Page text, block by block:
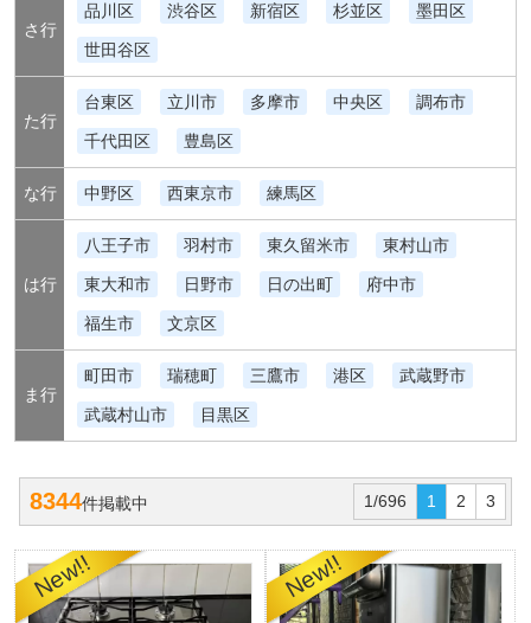
さ行
品川区 渋谷区 新宿区 杉並区 墨田区
世田谷区
た行
台東区 立川市 多摩市 中央区 調布市
千代田区 豊島区
な行 中野区 西東京市 練馬区
は行
八王子市 羽村市 東久留米市 東村山市
東大和市 日野市 日の出町 府中市
福生市 文京区
ま行
町田市 瑞穂町 三鷹市 港区 武蔵野市
武蔵村山市 目黒区
8344件掲載中 1/696 1 2 3